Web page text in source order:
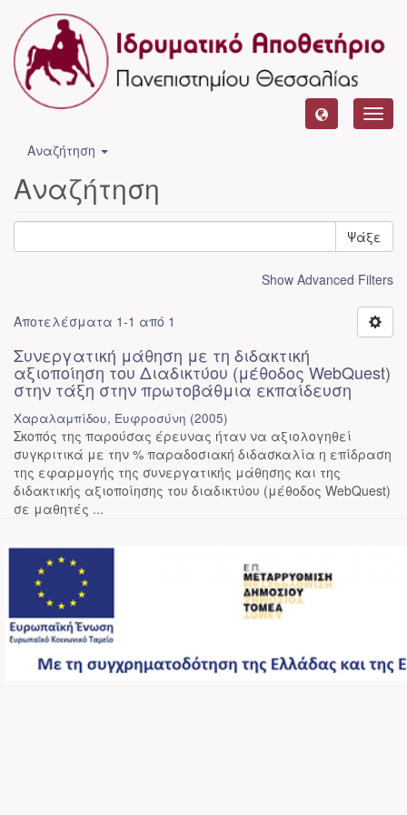
Αναζήτηση
Αναζήτηση
Ψάξε
Show Advanced Filters
Αποτελέσματα 1-1 από 1
Συνεργατική μάθηση με τη διδακτική
αξιοποίηση του Διαδικτύου (μέθοδος WebQuest)
στην τάξη στην πρωτοβάθμια εκπαίδευση
Χαραλαμπίδου, Ευφροσύνη (2005)
Σκοπός της παρούσας έρευνας ήταν να αξιολογηθεί
συγκριτικά με την % παραδοσιακή διδασκαλία η επίδραση
της εφαρμογής της συνεργατικής μάθησης και της
διδακτικής αξιοποίησης του διαδικτύου (μέθοδος WebQuest)
σε μαθητές ...